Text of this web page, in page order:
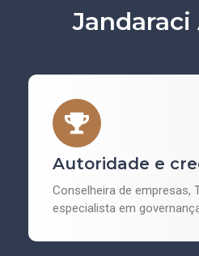
Jandaraci
Autoridade e
Conselheira de empresas,
especialista em